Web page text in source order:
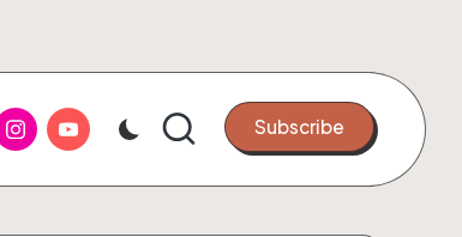
youtube.com Subscribe